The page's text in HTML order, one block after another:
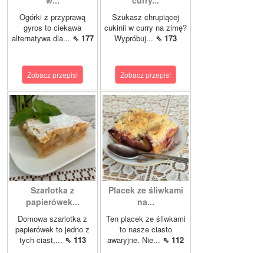
Ogórki z przyprawą
gyros to ciekawa
alternatywa dla... ⇖ 177
Zobacz przepis!
Szukasz chrupiącej
cukinii w curry na zimę?
Wypróbuj... ⇖ 173
Zobacz przepis!
Szarlotka z
papierówek...
Domowa szarlotka z
papierówek to jedno z
tych ciast,... ⇖ 113
Placek ze śliwkami
na...
Ten placek ze śliwkami
to nasze ciasto
awaryjne. Nie... ⇖ 112